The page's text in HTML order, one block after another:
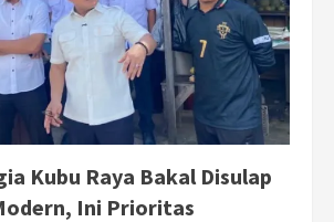
Kubu Raya Bakal Disulap
Ini Prioritas